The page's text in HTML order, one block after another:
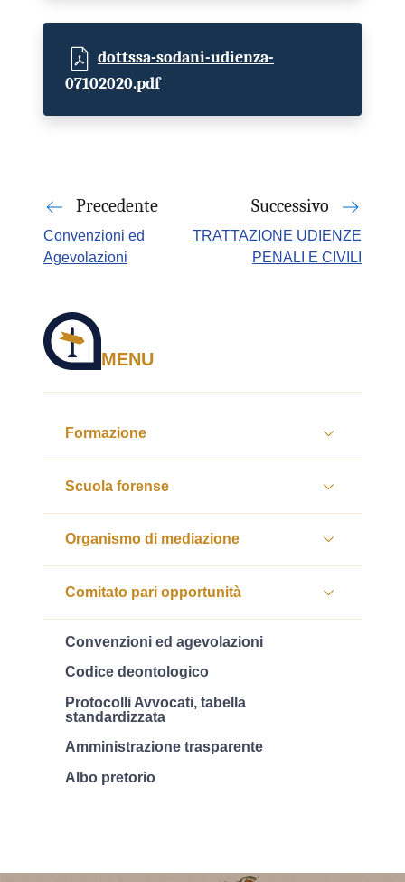
dottssa-sodani-udienza-
07102020.pdf
Precedente
Convenzioni ed
Agevolazioni
Successivo
TRATTAZIONE UDIENZE
PENALI E CIVILI
MENU
Formazione
Scuola forense
Organismo di mediazione
Comitato pari opportunità
Convenzioni ed agevolazioni
Codice deontologico
Protocolli Avvocati, tabella
standardizzata
Amministrazione trasparente
Albo pretorio